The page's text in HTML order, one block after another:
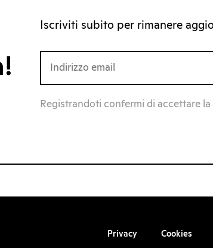
Iscriviti subito per rimanere
Registrandoti confermi di accettare la
Privacy Cookies